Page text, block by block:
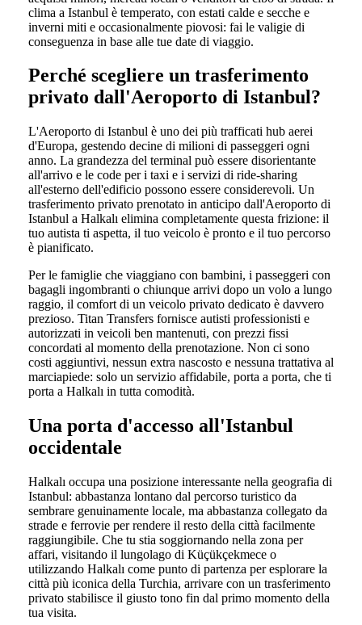
clima a Istanbul è temperato, con estati calde e secche e
inverni miti e occasionalmente piovosi: fai le valigie di
conseguenza in base alle tue date di viaggio.
Perché scegliere un trasferimento
privato dall'Aeroporto di Istanbul?
L'Aeroporto di Istanbul è uno dei più trafficati hub aerei
d'Europa, gestendo decine di milioni di passeggeri ogni
anno. La grandezza del terminal può essere disorientante
all'arrivo e le code per i taxi e i servizi di ride-sharing
all'esterno dell'edificio possono essere considerevoli. Un
trasferimento privato prenotato in anticipo dall'Aeroporto di
Istanbul a Halkalı elimina completamente questa frizione: il
tuo autista ti aspetta, il tuo veicolo è pronto e il tuo percorso
è pianificato.
Per le famiglie che viaggiano con bambini, i passeggeri con
bagagli ingombranti o chiunque arrivi dopo un volo a lungo
raggio, il comfort di un veicolo privato dedicato è davvero
prezioso. Titan Transfers fornisce autisti professionisti e
autorizzati in veicoli ben mantenuti, con prezzi fissi
concordati al momento della prenotazione. Non ci sono
costi aggiuntivi, nessun extra nascosto e nessuna trattativa al
marciapiede: solo un servizio affidabile, porta a porta, che ti
porta a Halkalı in tutta comodità.
Una porta d'accesso all'Istanbul
occidentale
Halkalı occupa una posizione interessante nella geografia di
Istanbul: abbastanza lontano dal percorso turistico da
sembrare genuinamente locale, ma abbastanza collegato da
strade e ferrovie per rendere il resto della città facilmente
raggiungibile. Che tu stia soggiornando nella zona per
affari, visitando il lungolago di Küçükçekmece o
utilizzando Halkalı come punto di partenza per esplorare la
città più iconica della Turchia, arrivare con un trasferimento
privato stabilisce il giusto tono fin dal primo momento della
tua visita.